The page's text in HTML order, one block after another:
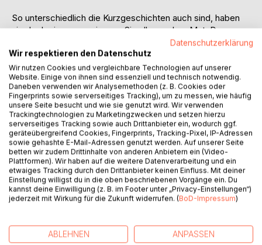
So unterschiedlich die Kurzgeschichten auch sind, haben
sie doch eines gemeinsam: Sie alle machen Mut. Denn
mutig sein, ist manchmal ganz schön schwer.
Finde mit Nico heraus, was es mit den Windspielen auf sich
hat, drücke Julie und Lotti beim entscheidenden Fussball-
Spiel die Daumen, hilf Kalle dabei, seinen kleinen Mops vor
Boris zu schützen, und Sophie, das Schattenmonster zu
vertreiben. Erlebe Josefin, wie Lino ihr Herz höherschlagen
lässt, und sei dabei, wenn Alea ihre letzte Mutperle
bekommt.
Eine unbeschwerte Kindheit und Jugend ist nicht allen
vergönnt. Anstatt mit Freunden draussen zu sein, müssen
krebskranke Kinder ihre Zeit im Krankenhaus verbringen.
Charlie, unser starker Löwe, findet das traurig und möchte
schöne Lesestunden und eine grosse Portion Mut
vermitteln.
Datenschutzerklärung
Wir respektieren den Datenschutz
Wir nutzen Cookies und vergleichbare Technologien auf unserer
Website. Einige von ihnen sind essenziell und technisch notwendig.
Daneben verwenden wir Analysemethoden (z. B. Cookies oder
Fingerprints sowie serverseitiges Tracking), um zu messen, wie häufig
unsere Seite besucht und wie sie genutzt wird. Wir verwenden
Trackingtechnologien zu Marketingzwecken und setzen hierzu
serverseitiges Tracking sowie auch Drittanbieter ein, wodurch ggf.
geräteübergreifend Cookies, Fingerprints, Tracking-Pixel, IP-Adressen
sowie gehashte E-Mail-Adressen genutzt werden. Auf unserer Seite
betten wir zudem Drittinhalte von anderen Anbietern ein (Video-
Plattformen). Wir haben auf die weitere Datenverarbeitung und ein
etwaiges Tracking durch den Drittanbieter keinen Einfluss. Mit deiner
Einstellung willigst du in die oben beschriebenen Vorgänge ein. Du
kannst deine Einwilligung (z. B. im Footer unter „Privacy-Einstellungen“)
jederzeit mit Wirkung für die Zukunft widerrufen. (BoD-Impressum)
ABLEHNEN ANPASSEN